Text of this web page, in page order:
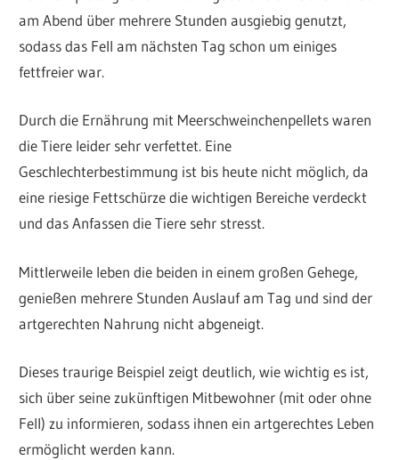
am Abend über mehrere Stunden ausgiebig genutzt,
sodass das Fell am nächsten Tag schon um einiges
fettfreier war.
Durch die Ernährung mit Meerschweinchenpellets waren
die Tiere leider sehr verfettet. Eine
Geschlechterbestimmung ist bis heute nicht möglich, da
eine riesige Fettschürze die wichtigen Bereiche verdeckt
und das Anfassen die Tiere sehr stresst.
Mittlerweile leben die beiden in einem großen Gehege,
genießen mehrere Stunden Auslauf am Tag und sind der
artgerechten Nahrung nicht abgeneigt.
Dieses traurige Beispiel zeigt deutlich, wie wichtig es ist,
sich über seine zukünftigen Mitbewohner (mit oder ohne
Fell) zu informieren, sodass ihnen ein artgerechtes Leben
ermöglicht werden kann.